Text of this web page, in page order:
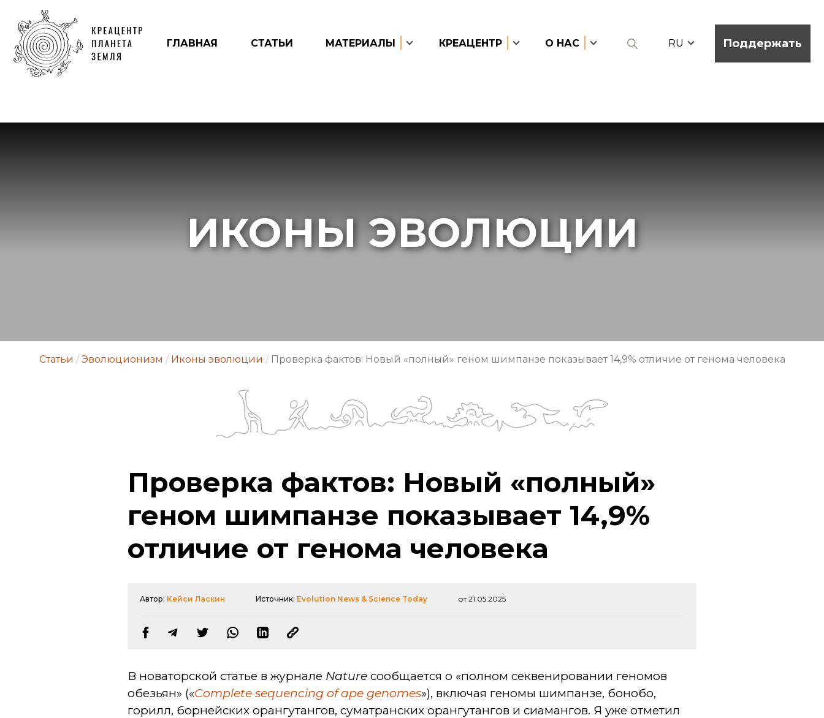
ГЛАВНАЯ СТАТЬИ МАТЕРИАЛЫ КРЕАЦЕНТР О НАС RU Поддержать
ИКОНЫ ЭВОЛЮЦИИ
Статьи / Эволюционизм / Иконы эволюции / Проверка фактов: Новый «полный» геном шимпанзе показывает 14,9% отличие от генома человека
Проверка фактов: Новый «полный»
геном шимпанзе показывает 14,9%
отличие от генома человека
Автор: Кейси Ласкин Источник: Evolution News & Science Today от 21.05.2025
В новаторской статье в журнале Nature сообщается о «полном секвенировании геномов
обезьян» («Complete sequencing of ape genomes»), включая геномы шимпанзе, бонобо,
горилл, борнейских орангутангов, суматранских орангутангов и сиамангов. Я уже отметил